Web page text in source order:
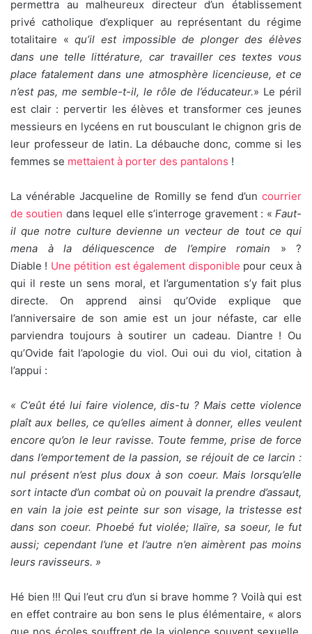
permettra au malheureux directeur d’un établissement
privé catholique d’expliquer au représentant du régime
totalitaire «qu’il est impossible de plonger des élèves
dans une telle littérature, car travailler ces textes vous
place fatalement dans une atmosphère licencieuse, et ce
n’est pas, me semble-t-il, le rôle de l’éducateur.» Le péril
est clair : pervertir les élèves et transformer ces jeunes
messieurs en lycéens en rut bousculant le chignon gris de
leur professeur de latin. La débauche donc, comme si les
femmes se mettaient à porter des pantalons !
La vénérable Jacqueline de Romilly se fend d’un courrier
de soutien dans lequel elle s’interroge gravement : «Faut-
il que notre culture devienne un vecteur de tout ce qui
mena à la déliquescence de l’empire romain » ?
Diable ! Une pétition est également disponible pour ceux à
qui il reste un sens moral, et l’argumentation s’y fait plus
directe. On apprend ainsi qu’Ovide explique que
l’anniversaire de son amie est un jour néfaste, car elle
parviendra toujours à soutirer un cadeau. Diantre ! Ou
qu’Ovide fait l’apologie du viol. Oui oui du viol, citation à
l’appui :
« C’eût été lui faire violence, dis-tu ? Mais cette violence
plaît aux belles, ce qu’elles aiment à donner, elles veulent
encore qu’on le leur ravisse. Toute femme, prise de force
dans l’emportement de la passion, se réjouit de ce larcin :
nul présent n’est plus doux à son coeur. Mais lorsqu’elle
sort intacte d’un combat où on pouvait la prendre d’assaut,
en vain la joie est peinte sur son visage, la tristesse est
dans son coeur. Phoebé fut violée; Ilaïre, sa soeur, le fut
aussi; cependant l’une et l’autre n’en aimèrent pas moins
leurs ravisseurs. »
Hé bien !!! Qui l’eut cru d’un si brave homme ? Voilà qui est
en effet contraire au bon sens le plus élémentaire, « alors